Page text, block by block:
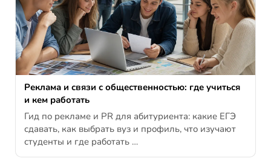
Реклама и связи с общественностью: где учиться
и кем работать
Гид по рекламе и PR для абитуриента: какие ЕГЭ
сдавать, как выбрать вуз и профиль, что изучают
студенты и где работать …